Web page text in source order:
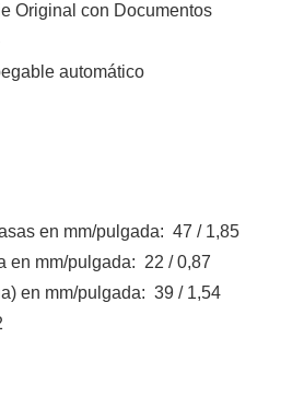
Original con Documentos
automático
en mm/pulgada: 47 / 1,85
en mm/pulgada: 22 / 0,87
en mm/pulgada: 39 / 1,54